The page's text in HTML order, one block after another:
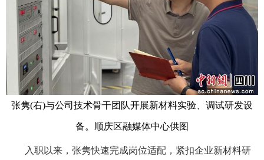
张隽(右)与公司技术骨干团队开展新材料实验、调试研发设
备。顺庆区融媒体中心供图
入职以来，张隽快速完成岗位适配，紧扣企业新材料研